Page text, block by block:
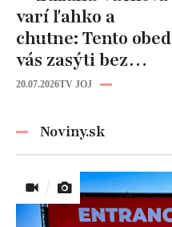
varí ľahko a
chutne: Tento obed
vás zasýti bez
zbytočných kalórií
20.07.2026TV JOJ
Noviny.sk